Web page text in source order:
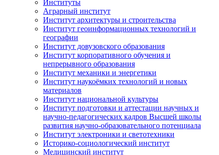
Институты
Аграрный институт
Институт архитектуры и строительства
Институт геоинформационных технологий и
географии
Институт довузовского образования
Институт корпоративного обучения и
непрерывного образования
Институт механики и энергетики
Институт наукоёмких технологий и новых
материалов
Институт национальной культуры
Институт подготовки и аттестации научных и
научно-педагогических кадров Высшей школы
развития научно-образовательного потенциала
Институт электроники и светотехники
Историко-социологический институт
Медицинский институт